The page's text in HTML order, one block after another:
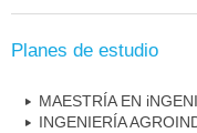
Planes de estudio
MAESTRÍA EN
INGENIERÍA